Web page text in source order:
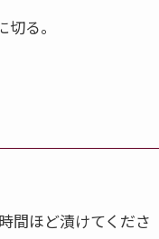
る。
間ほど漬けてくださ